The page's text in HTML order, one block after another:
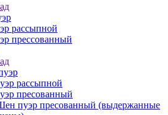
рассыпной
прессованный
рассыпной
пресованный
пуэр пресованный (выдержанные